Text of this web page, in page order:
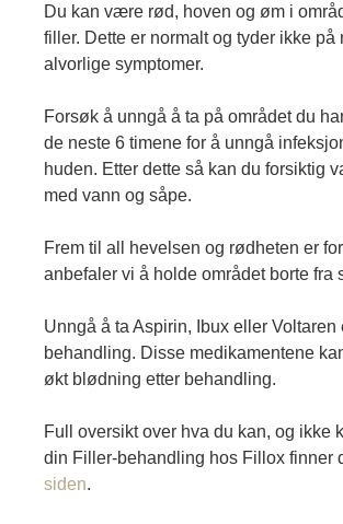
Du kan være rød, hoven og øm i
filler. Dette er normalt og tyder ikke på
alvorlige symptomer.
Forsøk å unngå å ta på området du
de neste 6 timene for å unngå
huden. Etter dette så kan du forsiktig
med vann og såpe.
Frem til all hevelsen og rødheten er
anbefaler vi å holde området borte fra
Unngå å ta Aspirin, Ibux eller Voltaren
behandling. Disse medikamentene
økt blødning etter behandling.
Full oversikt over hva du kan, og ikke
din Filler-behandling hos Fillox finner
siden.